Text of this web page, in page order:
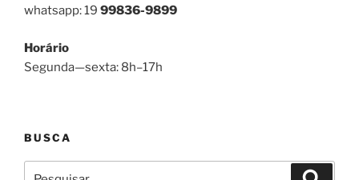
whatsapp: 19 99836-9899
Horário
Segunda—sexta: 8h–17h
BUSCA